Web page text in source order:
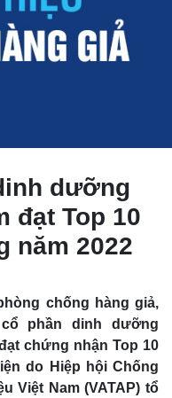
dưỡng
đạt Top 10
năm 2022
chống hàng giả,
phần dinh dưỡng
chứng nhận Top 10
do Hiệp hội Chống
Việt Nam (VATAP) tổ